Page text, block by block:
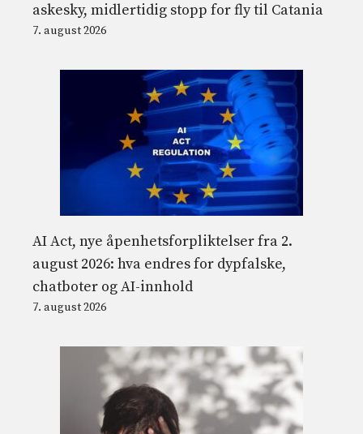
askesky, midlertidig stopp for fly til Catania
7. august 2026
AI Act, nye åpenhetsforpliktelser fra 2.
august 2026: hva endres for dypfalske,
chatboter og AI-innhold
7. august 2026